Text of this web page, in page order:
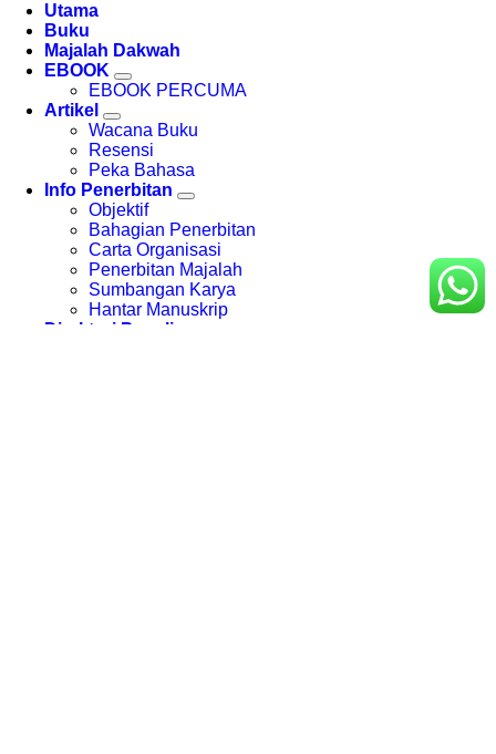
Utama
Buku
Majalah Dakwah
EBOOK
EBOOK PERCUMA
Artikel
Wacana Buku
Resensi
Peka Bahasa
Info Penerbitan
Objektif
Bahagian Penerbitan
Carta Organisasi
Penerbitan Majalah
Sumbangan Karya
Hantar Manuskrip
Direktori Penulis